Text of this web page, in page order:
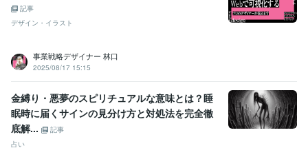
ほなぁ、電話待ってるわぁ♪
記事
デザイン・イラスト
事業戦略デザイナー 林口
2025/08/17 15:15
金縛り・悪夢のスピリチュアルな意味とは？睡
眠時に届くサインの見分け方と対処法を完全徹
底解...
記事
占い